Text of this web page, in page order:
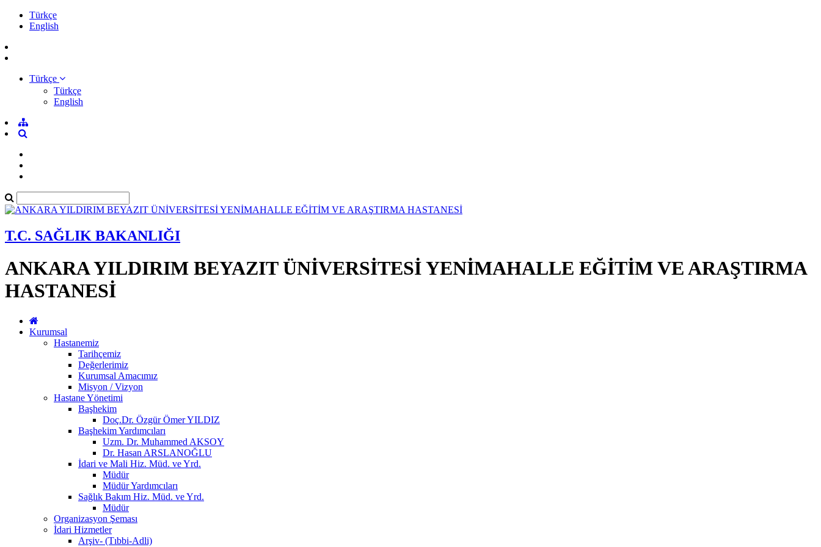
Türkçe
English
Türkçe
Türkçe
English
T.C. SAĞLIK BAKANLIĞI
ANKARA YILDIRIM BEYAZIT ÜNİVERSİTESİ YENİMAHALLE EĞİTİM VE ARAŞTIRMA
HASTANESİ
Kurumsal
Hastanemiz
Tarihçemiz
Değerlerimiz
Kurumsal Amacımız
Misyon / Vizyon
Hastane Yönetimi
Başhekim
Doç.Dr. Özgür Ömer YILDIZ
Başhekim Yardımcıları
Uzm. Dr. Muhammed AKSOY
Dr. Hasan ARSLANOĞLU
İdari ve Mali Hiz. Müd. ve Yrd.
Müdür
Müdür Yardımcıları
Sağlık Bakım Hiz. Müd. ve Yrd.
Müdür
Organizasyon Şeması
İdari Hizmetler
Arşiv- (Tıbbi-Adli)